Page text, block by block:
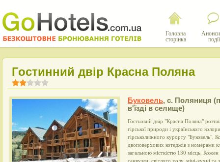
Головна
сторінка
події
Гостинний двір Красна Поляна
Буковель, с. Поляниця
в'їзді в селище)
Гостьовий двір "Красна Поляна"
гірської природи і українського
гірськолижного курорту "Буковель".
двоповерхових котеджів з номерами
загальною місткістю 130 місць. Кожен
санвузли, світлого холу, міні-кухні